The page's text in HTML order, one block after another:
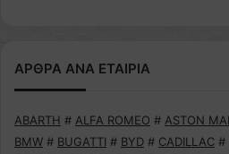
ΑΡΘΡΑ ΑΝΑ ΕΤΑΙΡΙΑ
ABARTH # ALFA ROMEO # ASTON
BMW # BUGATTI # BYD # CADILLAC #